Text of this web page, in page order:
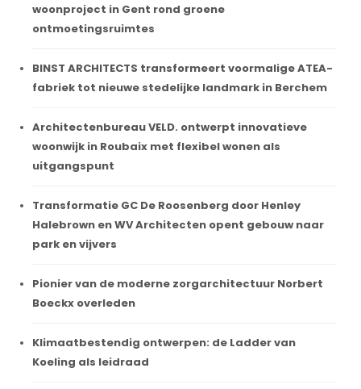
woonproject in Gent rond groene
ontmoetingsruimtes
BINST ARCHITECTS transformeert voormalige ATEA-
fabriek tot nieuwe stedelijke landmark in Berchem
Architectenbureau VELD. ontwerpt innovatieve
woonwijk in Roubaix met flexibel wonen als
uitgangspunt
Transformatie GC De Roosenberg door Henley
Halebrown en WV Architecten opent gebouw naar
park en vijvers
Pionier van de moderne zorgarchitectuur Norbert
Boeckx overleden
Klimaatbestendig ontwerpen: de Ladder van
Koeling als leidraad